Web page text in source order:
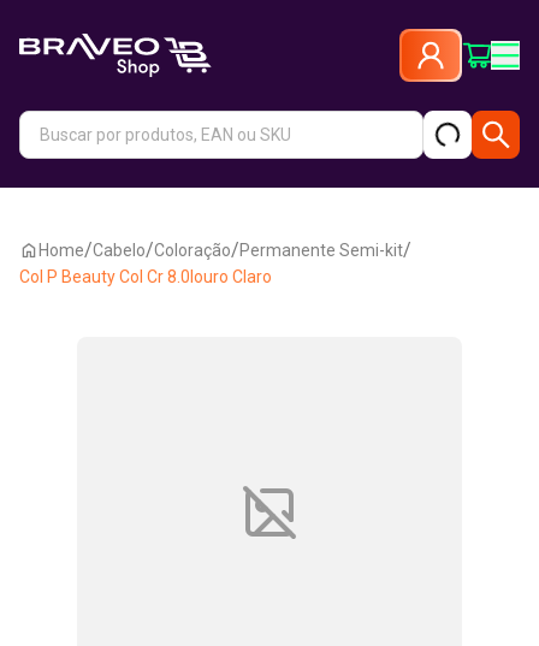
Home/Cabelo/Coloração/Permanente Semi-kit/
Col P Beauty Col Cr 8.0louro Claro